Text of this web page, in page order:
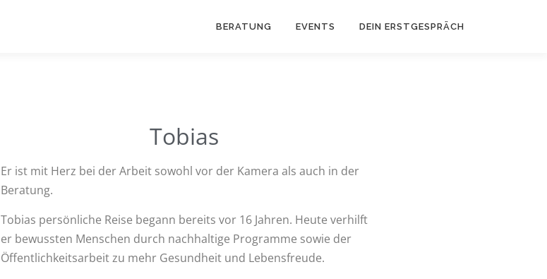
BERATUNG EVENTS DEIN ERSTGESPRÄCH
Tobias
Er ist mit Herz bei der Arbeit sowohl vor der Kamera als auch in der
Beratung.
Tobias persönliche Reise begann bereits vor 16 Jahren. Heute verhilft
er bewussten Menschen durch nachhaltige Programme sowie der
Öffentlichkeitsarbeit zu mehr Gesundheit und Lebensfreude.